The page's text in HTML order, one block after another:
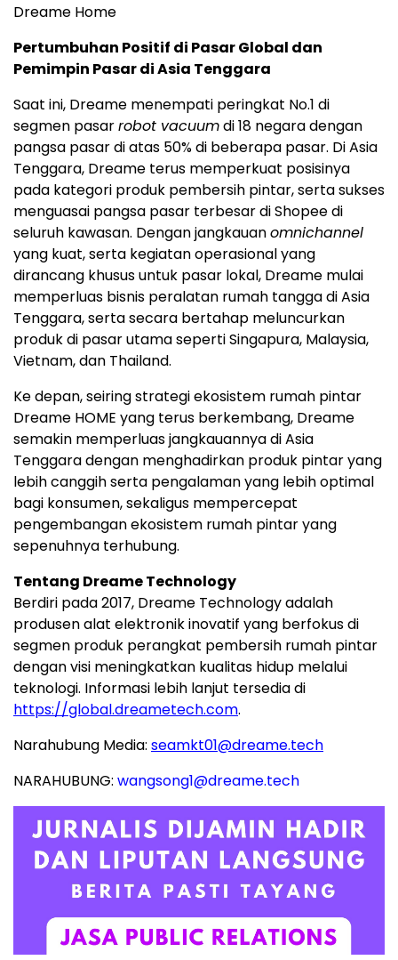
Dreame Home
Pertumbuhan Positif di Pasar Global dan
Pemimpin Pasar di Asia Tenggara
Saat ini, Dreame menempati peringkat No.1 di
segmen pasarrobot vacuumdi 18 negara dengan
pangsa pasar di atas 50% di beberapa pasar. Di Asia
Tenggara, Dreame terus memperkuat posisinya
pada kategori produk pembersih pintar, serta sukses
menguasai pangsa pasar terbesar di Shopee di
seluruh kawasan. Dengan jangkauanomnichannel
yang kuat, serta kegiatan operasional yang
dirancang khusus untuk pasar lokal, Dreame mulai
memperluas bisnis peralatan rumah tangga di Asia
Tenggara, serta secara bertahap meluncurkan
produk di pasar utama seperti Singapura, Malaysia,
Vietnam, dan Thailand.
Ke depan, seiring strategi ekosistem rumah pintar
Dreame HOME yang terus berkembang, Dreame
semakin memperluas jangkauannya di Asia
Tenggara dengan menghadirkan produk pintar yang
lebih canggih serta pengalaman yang lebih optimal
bagi konsumen, sekaligus mempercepat
pengembangan ekosistem rumah pintar yang
sepenuhnya terhubung.
Tentang Dreame Technology
Berdiri pada 2017, Dreame Technology adalah
produsen alat elektronik inovatif yang berfokus di
segmen produk perangkat pembersih rumah pintar
dengan visi meningkatkan kualitas hidup melalui
teknologi. Informasi lebih lanjut tersedia di
https://global.dreametech.com.
Narahubung Media: seamkt01@dreame.tech
NARAHUBUNG: wangsong1@dreame.tech